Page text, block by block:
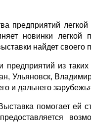
предприятий
новинки
найдет своего
из
Ульяновск,
и дальнего
помогает ей